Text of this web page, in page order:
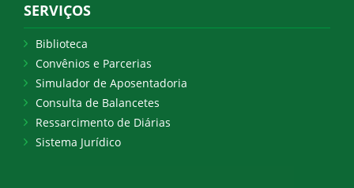
SERVIÇOS
Biblioteca
Convênios e Parcerias
Simulador de Aposentadoria
Consulta de Balancetes
Ressarcimento de Diárias
Sistema Jurídico